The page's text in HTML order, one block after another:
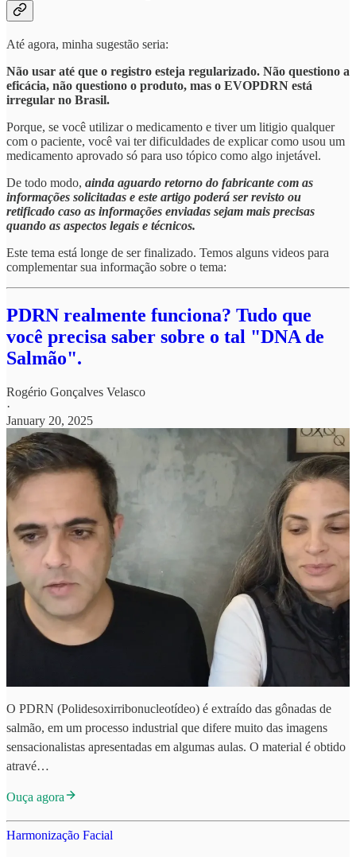
Até agora, minha sugestão seria:
Não usar até que o registro esteja regularizado. Não questiono a
eficácia, não questiono o produto, mas o EVOPDRN está
irregular no Brasil.
Porque, se você utilizar o medicamento e tiver um litigio qualquer
com o paciente, você vai ter dificuldades de explicar como usou um
medicamento aprovado só para uso tópico como algo injetável.
De todo modo, ainda aguardo retorno do fabricante com as
informações solicitadas e este artigo poderá ser revisto ou
retificado caso as informações enviadas sejam mais precisas
quando as aspectos legais e técnicos.
Este tema está longe de ser finalizado. Temos alguns videos para
complementar sua informação sobre o tema:
PDRN realmente funciona? Tudo que
você precisa saber sobre o tal "DNA de
Salmão".
Rogério Gonçalves Velasco
·
January 20, 2025
O PDRN (Polidesoxirribonucleotídeo) é extraído das gônadas de
salmão, em um processo industrial que difere muito das imagens
sensacionalistas apresentadas em algumas aulas. O material é obtido
atravé…
Ouça agora
Harmonização Facial